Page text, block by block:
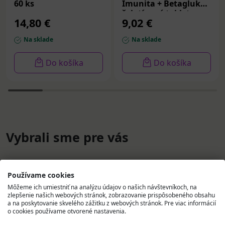
60 ks
14,80 €
Na sklade
Do košíka
Imunita + Betaglukán
želatínové tablety,
príchuť malina a
čučori
9,02 €
Na sklade
Do košíka
Vybrali sme pre vás
Používame cookies
Môžeme ich umiestniť na analýzu údajov o našich návštevníkoch, na
zlepšenie našich webových stránok, zobrazovanie prispôsobeného obsahu
a na poskytovanie skvelého zážitku z webových stránok. Pre viac informácií
o cookies používame otvorené nastavenia.